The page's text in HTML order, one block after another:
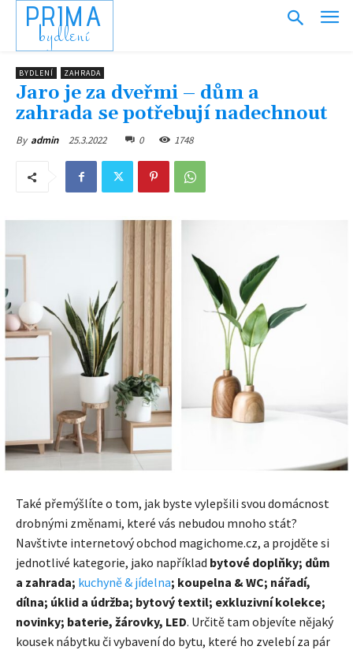
PRIMA
bydlení
BYDLENÍ ZAHRADA
Jaro je za dveřmi – dům a
zahrada se potřebují nadechnout
By admin 25.3.2022 0 1748
Také přemýšlíte o tom, jak byste vylepšili svou domácnost
drobnými změnami, které vás nebudou mnoho stát?
Navštivte internetový obchod magichome.cz, a projděte si
jednotlivé kategorie, jako například bytové doplňky; dům
a zahrada; kuchyně & jídelna; koupelna & WC; nářadí,
dílna; úklid a údržba; bytový textil; exkluzivní kolekce;
novinky; baterie, žárovky, LED. Určitě tam objevíte nějaký
kousek nábytku či vybavení do bytu, které ho zvelebí za pár